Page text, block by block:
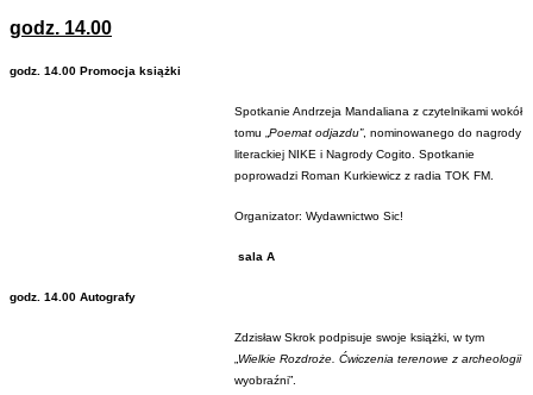
godz. 14.00
godz. 14.00 Promocja książki
Spotkanie Andrzeja Mandaliana z czytelnikami wokół
tomu „ Poemat odjazdu”, nominowanego do nagrody
literackiej NIKE i Nagrody Cogito. Spotkanie
poprowadzi Roman Kurkiewicz z radia TOK FM.
Organizator: Wydawnictwo Sic!
sala A
godz. 14.00 Autografy
Zdzisław Skrok podpisuje swoje książki, w tym
Wielkie Rozdroże. Ćwiczenia terenowe z archeologii
wyobraźni”.